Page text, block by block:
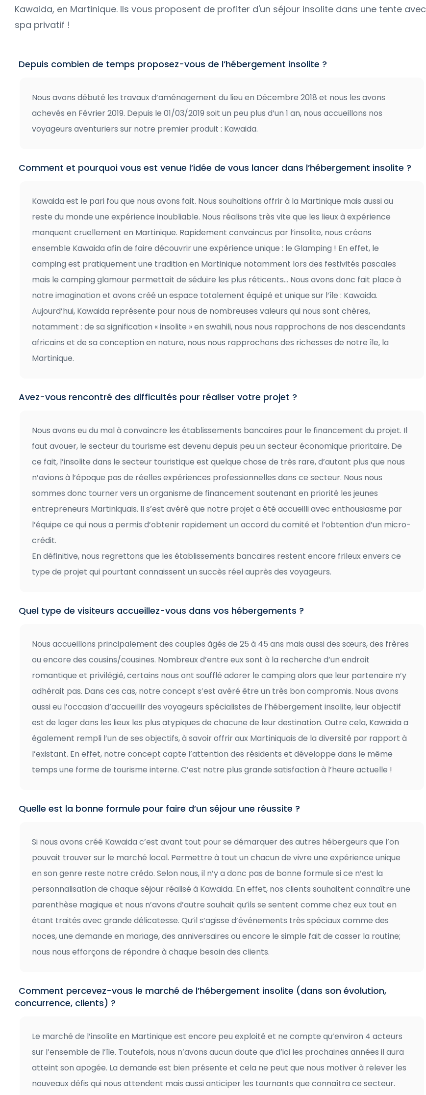
Kawaida, en Martinique. Ils vous proposent de profiter d'un séjour insolite dans une tente avec
spa privatif !
Depuis combien de temps proposez-vous de l’hébergement insolite ?
Nous avons débuté les travaux d’aménagement du lieu en Décembre 2018 et nous les avons
achevés en Février 2019. Depuis le 01/03/2019 soit un peu plus d’un 1 an, nous accueillons nos
voyageurs aventuriers sur notre premier produit : Kawaida.
Comment et pourquoi vous est venue l’idée de vous lancer dans l’hébergement insolite ?
Kawaida est le pari fou que nous avons fait. Nous souhaitions offrir à la Martinique mais aussi au
reste du monde une expérience inoubliable. Nous réalisons très vite que les lieux à expérience
manquent cruellement en Martinique. Rapidement convaincus par l’insolite, nous créons
ensemble Kawaida afin de faire découvrir une expérience unique : le Glamping ! En effet, le
camping est pratiquement une tradition en Martinique notamment lors des festivités pascales
mais le camping glamour permettait de séduire les plus réticents… Nous avons donc fait place à
notre imagination et avons créé un espace totalement équipé et unique sur l’île : Kawaida.
Aujourd’hui, Kawaida représente pour nous de nombreuses valeurs qui nous sont chères,
notamment : de sa signification « insolite » en swahili, nous nous rapprochons de nos descendants
africains et de sa conception en nature, nous nous rapprochons des richesses de notre île, la
Martinique.
Avez-vous rencontré des difficultés pour réaliser votre projet ?
Nous avons eu du mal à convaincre les établissements bancaires pour le financement du projet. Il
faut avouer, le secteur du tourisme est devenu depuis peu un secteur économique prioritaire. De
ce fait, l’insolite dans le secteur touristique est quelque chose de très rare, d’autant plus que nous
n’avions à l’époque pas de réelles expériences professionnelles dans ce secteur. Nous nous
sommes donc tourner vers un organisme de financement soutenant en priorité les jeunes
entrepreneurs Martiniquais. Il s’est avéré que notre projet a été accueilli avec enthousiasme par
l’équipe ce qui nous a permis d’obtenir rapidement un accord du comité et l’obtention d’un micro-
crédit.
En définitive, nous regrettons que les établissements bancaires restent encore frileux envers ce
type de projet qui pourtant connaissent un succès réel auprès des voyageurs.
Quel type de visiteurs accueillez-vous dans vos hébergements ?
Nous accueillons principalement des couples âgés de 25 à 45 ans mais aussi des sœurs, des frères
ou encore des cousins/cousines. Nombreux d’entre eux sont à la recherche d’un endroit
romantique et privilégié, certains nous ont soufflé adorer le camping alors que leur partenaire n’y
adhérait pas. Dans ces cas, notre concept s’est avéré être un très bon compromis. Nous avons
aussi eu l’occasion d’accueillir des voyageurs spécialistes de l’hébergement insolite, leur objectif
est de loger dans les lieux les plus atypiques de chacune de leur destination. Outre cela, Kawaida a
également rempli l’un de ses objectifs, à savoir offrir aux Martiniquais de la diversité par rapport à
l’existant. En effet, notre concept capte l’attention des résidents et développe dans le même
temps une forme de tourisme interne. C’est notre plus grande satisfaction à l’heure actuelle !
Quelle est la bonne formule pour faire d’un séjour une réussite ?
Si nous avons créé Kawaida c’est avant tout pour se démarquer des autres hébergeurs que l’on
pouvait trouver sur le marché local. Permettre à tout un chacun de vivre une expérience unique
en son genre reste notre crédo. Selon nous, il n’y a donc pas de bonne formule si ce n’est la
personnalisation de chaque séjour réalisé à Kawaida. En effet, nos clients souhaitent connaître une
parenthèse magique et nous n’avons d’autre souhait qu’ils se sentent comme chez eux tout en
étant traités avec grande délicatesse. Qu’il s’agisse d’événements très spéciaux comme des
noces, une demande en mariage, des anniversaires ou encore le simple fait de casser la routine;
nous nous efforçons de répondre à chaque besoin des clients.
Comment percevez-vous le marché de l’hébergement insolite (dans son évolution,
concurrence, clients) ?
Le marché de l’insolite en Martinique est encore peu exploité et ne compte qu’environ 4 acteurs
sur l’ensemble de l’île. Toutefois, nous n’avons aucun doute que d’ici les prochaines années il aura
atteint son apogée. La demande est bien présente et cela ne peut que nous motiver à relever les
nouveaux défis qui nous attendent mais aussi anticiper les tournants que connaîtra ce secteur.